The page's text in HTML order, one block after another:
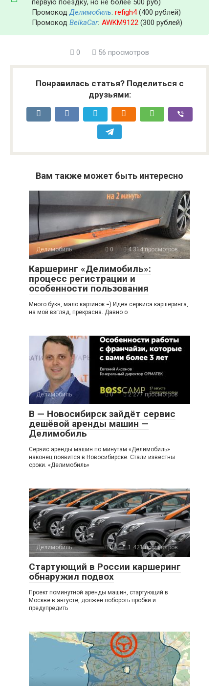
Промокод Делимобиль: refigh4(400 рублей)
Промокод BelkaCar: AWKM9122 (300 рублей)
0 56 просмотров
Понравилась статья? Поделиться с
друзьями:
Вам также может быть интересно
Делимобиль 0 4 314 просмотров
Каршеринг «Делимобиль»:
процесс регистрации и
особенности пользования
Много букв, мало картинок =) Идея сервиса каршеринга,
на мой взгляд, прекрасна. Давно о
Делимобиль 0 2 277 просмотров
В — Новосибирск зайдёт сервис
дешёвой аренды машин —
Делимобиль
Сервис аренды машин по минутам «Делимобиль»
наконец появится в Новосибирске. Стали известны
сроки. «Делимобиль»
Делимобиль 0 1 421 просмотров
Стартующий в России каршеринг
обнаружил подвох
Проект поминутной аренды машин, стартующий в
Москве в августе, должен побороть пробки и
предупредить